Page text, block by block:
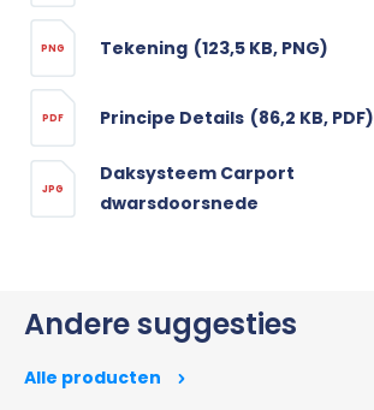
PNG Tekening (123,5 KB, PNG)
PDF Principe Details (86,2 KB, PDF)
JPG
Daksysteem Carport
dwarsdoorsnede
Andere suggesties
Alle producten